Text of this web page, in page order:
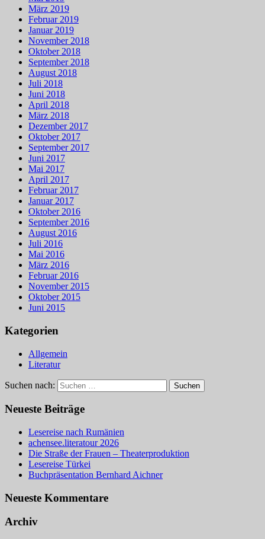
März 2019
Februar 2019
Januar 2019
November 2018
Oktober 2018
September 2018
August 2018
Juli 2018
Juni 2018
April 2018
März 2018
Dezember 2017
Oktober 2017
September 2017
Juni 2017
Mai 2017
April 2017
Februar 2017
Januar 2017
Oktober 2016
September 2016
August 2016
Juli 2016
Mai 2016
März 2016
Februar 2016
November 2015
Oktober 2015
Juni 2015
Kategorien
Allgemein
Literatur
Suchen nach:
Neueste Beiträge
Lesereise nach Rumänien
achensee.literatour 2026
Die Straße der Frauen – Theaterproduktion
Lesereise Türkei
Buchpräsentation Bernhard Aichner
Neueste Kommentare
Archiv